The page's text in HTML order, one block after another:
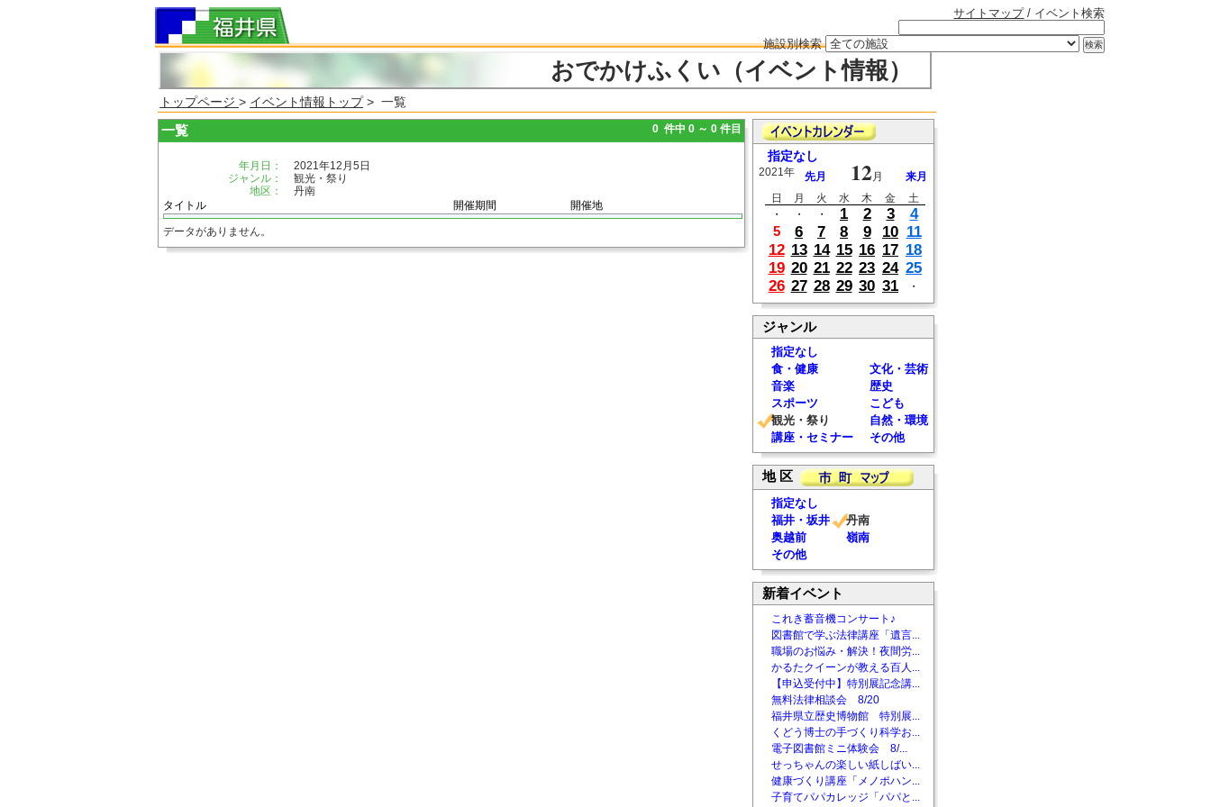
サイトマップ/ イベント検索
施設別検索
おでかけふくい（イベント情報）
トップページ > イベント情報トップ> 一覧
一覧 0 件中 0 ～ 0 件目
年月日：
2021年12月5日
ジャンル：
観光・祭り
地区：
丹南
タイトル
開催期間 開催地
データがありません。
指定なし
2021年 先月 12月
来月
日
月 火 水 木 金
土
・
・ ・ 1 2 3 4
5 6 7 8 9 10 11
12 13 14 15 16 17 18
19 20 21 22 23 24 25
26 27 28 29 30 31 ・
ジャンル
指定なし
食・健康
文化・芸術
音楽
歴史
スポーツ
こども
観光・祭り
自然・環境
講座・セミナー
その他
地 区
指定なし
福井・坂井
丹南
奥越前
嶺南
その他
新着イベント
これき蓄音機コンサート♪
図書館で学ぶ法律講座「遺言...
職場のお悩み・解決！夜間労...
かるたクイーンが教える百人...
【申込受付中】特別展記念講...
無料法律相談会 8/20
福井県立歴史博物館 特別展...
くどう博士の手づくり科学お...
電子図書館ミニ体験会 8/...
せっちゃんの楽しい紙しばい...
健康づくり講座「メノポハン...
子育てパパカレッジ「パパと...